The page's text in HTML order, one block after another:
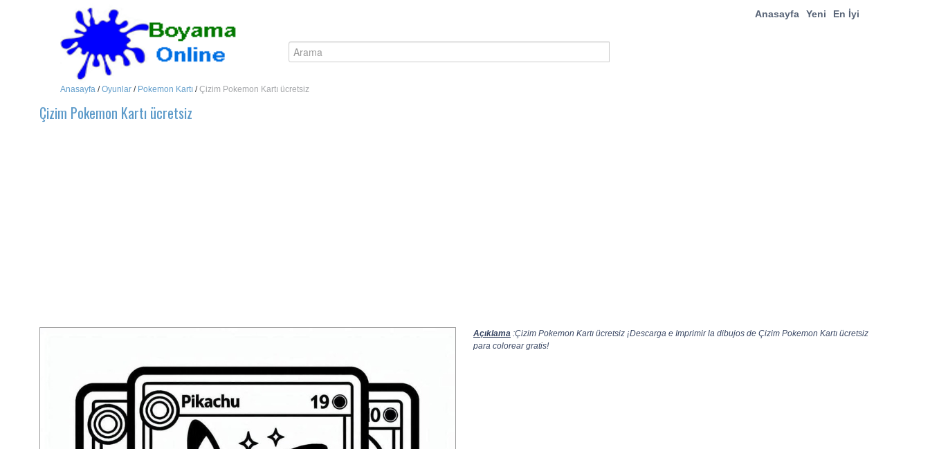
Anasayfa Yeni En İyi
Anasayfa /Oyunlar / Pokemon Kartı /Çizim Pokemon Kartı ücretsiz
Çizim Pokemon Kartı ücretsiz
Açıklama :Çizim Pokemon Kartı ücretsiz ¡Descarga e Imprimir la dibujos de Çizim Pokemon Kartı ücretsiz
para colorear gratis!